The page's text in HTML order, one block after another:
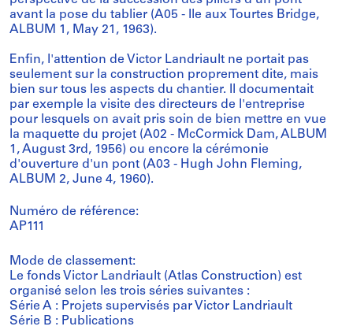
avant la pose du tablier (A05 - Ile aux Tourtes Bridge,
ALBUM 1, May 21, 1963).
Enfin, l'attention de Victor Landriault ne portait pas
seulement sur la construction proprement dite, mais
bien sur tous les aspects du chantier. Il documentait
par exemple la visite des directeurs de l'entreprise
pour lesquels on avait pris soin de bien mettre en vue
la maquette du projet (A02 - McCormick Dam, ALBUM
1, August 3rd, 1956) ou encore la cérémonie
d'ouverture d'un pont (A03 - Hugh John Fleming,
ALBUM 2, June 4, 1960).
Numéro de référence:
AP111
Mode de classement:
Le fonds Victor Landriault (Atlas Construction) est
organisé selon les trois séries suivantes :
Série A : Projets supervisés par Victor Landriault
Série B : Publications